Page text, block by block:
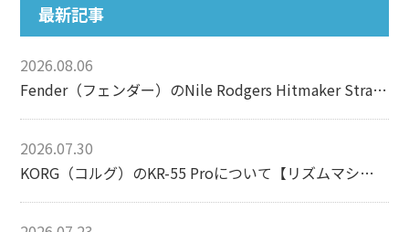
最新記事
2026.08.06
Fender（フェンダー）のNile Rodgers Hitmaker Stratocasterについて【エレキギター】
2026.07.30
KORG（コルグ）のKR-55 Proについて【リズムマシン】